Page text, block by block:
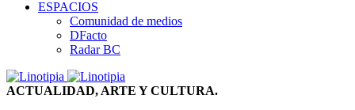
ESPACIOS
Comunidad de medios
DFacto
Radar BC
ACTUALIDAD, ARTE Y CULTURA.